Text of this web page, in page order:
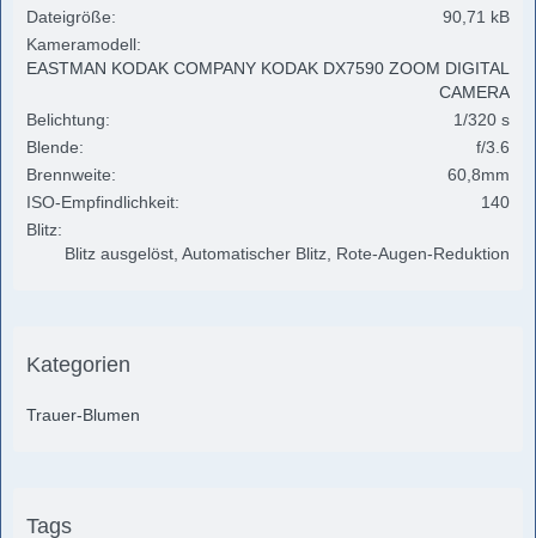
Dateigröße
90,71 kB
Kameramodell
EASTMAN KODAK COMPANY KODAK DX7590 ZOOM DIGITAL
CAMERA
Belichtung
1/320 s
Blende
f/3.6
Brennweite
60,8mm
ISO-Empfindlichkeit
140
Blitz
Blitz ausgelöst, Automatischer Blitz, Rote-Augen-Reduktion
Kategorien
Trauer-Blumen
Tags